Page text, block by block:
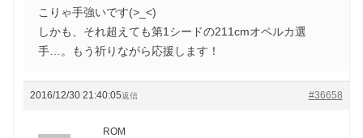
こりゃ手強いです(>_<)
しかも、それ超えても第1シードの211cmオペルカ選
手…。もう祈りながら応援します！
2016/12/30 21:40:05 #36658
返信
ROM